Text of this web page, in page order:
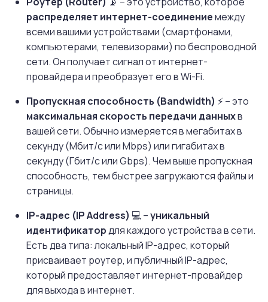
распределяет интернет-соединениемежду
всеми вашими устройствами (смартфонами,
компьютерами, телевизорами) по беспроводной
сети. Он получает сигнал от интернет-
провайдера и преобразует его в Wi-Fi.
Пропускная способность (Bandwidth) ⚡ – это
максимальная скорость передачи данныхв
вашей сети. Обычно измеряется в мегабитах в
секунду (Мбит/с или Mbps) или гигабитах в
секунду (Гбит/с или Gbps). Чем выше пропускная
способность, тем быстрее загружаются файлы и
страницы.
IP-адрес (IP Address) 💻 –уникальный
идентификатордля каждого устройства в сети.
Есть два типа: локальный IP-адрес, который
присваивает роутер, и публичный IP-адрес,
который предоставляет интернет-провайдер
для выхода в интернет.